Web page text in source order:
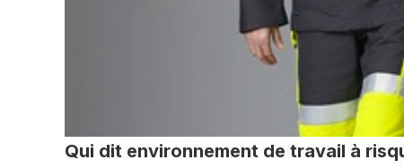
Qui dit environnement de travail à